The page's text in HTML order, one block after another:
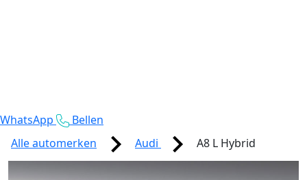
WhatsApp
Bellen
Alle automerken
Audi A8 L Hybrid